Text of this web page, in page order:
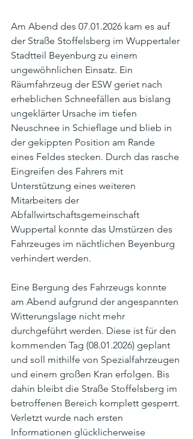
Am Abend des 07.01.2026 kam es auf
der Straße Stoffelsberg im Wuppertaler
Stadtteil Beyenburg zu einem
ungewöhnlichen Einsatz. Ein
Räumfahrzeug der ESW geriet nach
erheblichen Schneefällen aus bislang
ungeklärter Ursache im tiefen
Neuschnee in Schieflage und blieb in
der gekippten Position am Rande
eines Feldes stecken. Durch das rasche
Eingreifen des Fahrers mit
Unterstützung eines weiteren
Mitarbeiters der
Abfallwirtschaftsgemeinschaft
Wuppertal konnte das Umstürzen des
Fahrzeuges im nächtlichen Beyenburg
verhindert werden.
Eine Bergung des Fahrzeugs konnte
am Abend aufgrund der angespannten
Witterungslage nicht mehr
durchgeführt werden. Diese ist für den
kommenden Tag (08.01.2026) geplant
und soll mithilfe von Spezialfahrzeugen
und einem großen Kran erfolgen. Bis
dahin bleibt die Straße Stoffelsberg im
betroffenen Bereich komplett gesperrt.
Verletzt wurde nach ersten
Informationen glücklicherweise